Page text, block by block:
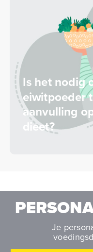
Is het nodig
eiwitpoeder
aanvulling
dieet?
Je